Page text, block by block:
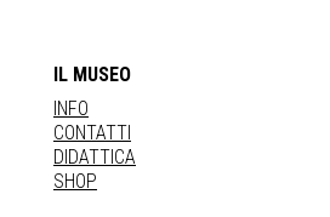
IL MUSEO
INFO
CONTATTI
DIDATTICA
SHOP